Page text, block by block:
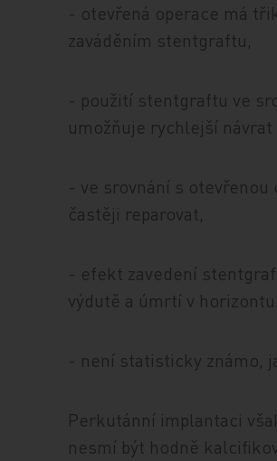
- otevřená operace má
zaváděním stentgraftu,
- použití stentgraftu ve
umožňuje rychlejší
- ve srovnání s
častěji reparovat,
- efekt zavedení
výdutě a úmrtí v
- není statisticky známo,
Perkutánní implantaci
nesmí být hodně